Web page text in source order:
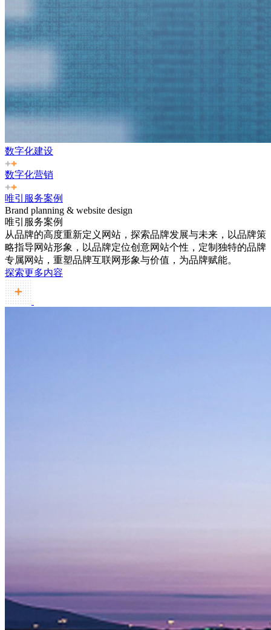
数字化建设
数字化营销
唯引服务案例
Brand planning & website design
唯引服务案例
从品牌的高度重新定义网站，探索品牌发展与未来，以品牌策
略指导网站形象，以品牌定位创意网站个性，定制独特的品牌
专属网站，重塑品牌互联网形象与价值，为品牌赋能。
探索更多内容